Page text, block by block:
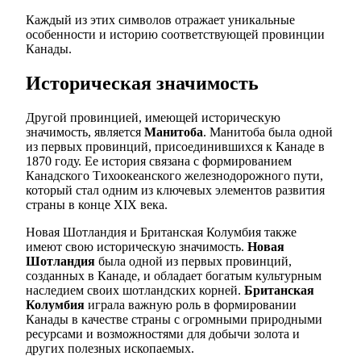
Каждый из этих символов отражает уникальные
особенности и историю соответствующей провинции
Канады.
Историческая значимость
Другой провинцией, имеющей историческую
значимость, является Манитоба. Манитоба была одной
из первых провинций, присоединившихся к Канаде в
1870 году. Ее история связана с формированием
Канадского Тихоокеанского железнодорожного пути,
который стал одним из ключевых элементов развития
страны в конце XIX века.
Новая Шотландия и Британская Колумбия также
имеют свою историческую значимость. Новая
Шотландия была одной из первых провинций,
созданных в Канаде, и обладает богатым культурным
наследием своих шотландских корней. Британская
Колумбия играла важную роль в формировании
Канады в качестве страны с огромными природными
ресурсами и возможностями для добычи золота и
других полезных ископаемых.